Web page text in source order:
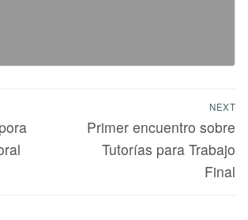
NEXT
Primer encuentro sobre
Tutorías para Trabajo
Final